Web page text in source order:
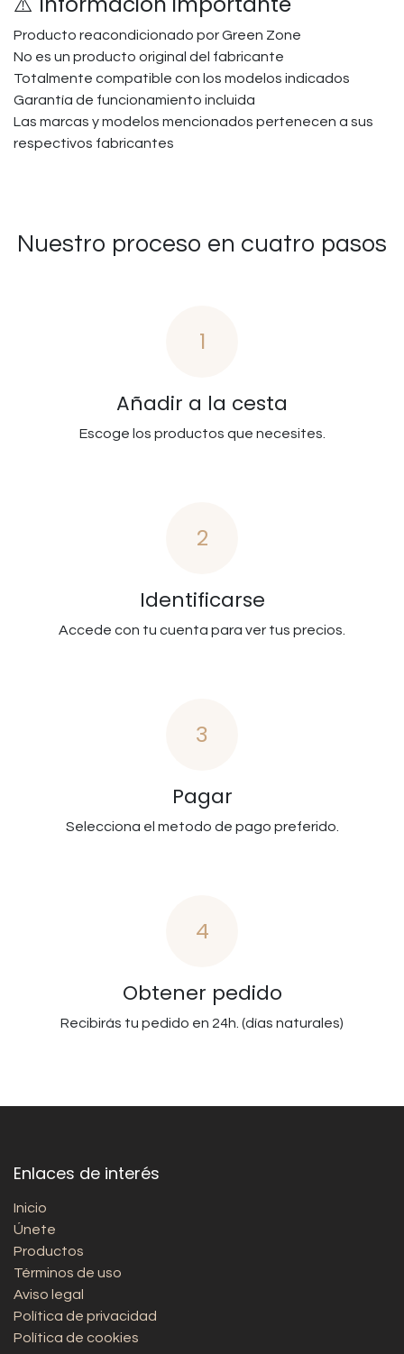
Producto reacondicionado por Green Zone
No es un producto original del fabricante
Totalmente compatible con los modelos indicados
Garantía de funcionamiento incluida
Las marcas y modelos mencionados pertenecen a sus
respectivos fabricantes
Nuestro proceso en cuatro pasos
1
Añadir a la cesta
Escoge los productos que necesites.
2
Identificarse
Accede con tu cuenta para ver tus precios.
3
Pagar
Selecciona el metodo de pago preferido.
4
Obtener pedido
Recibirás tu pedido en 24h. (días naturales)
Enlaces de interés
Inicio
Únete
Productos
Términos de uso
Aviso legal
Política de privacidad
Política de cookies